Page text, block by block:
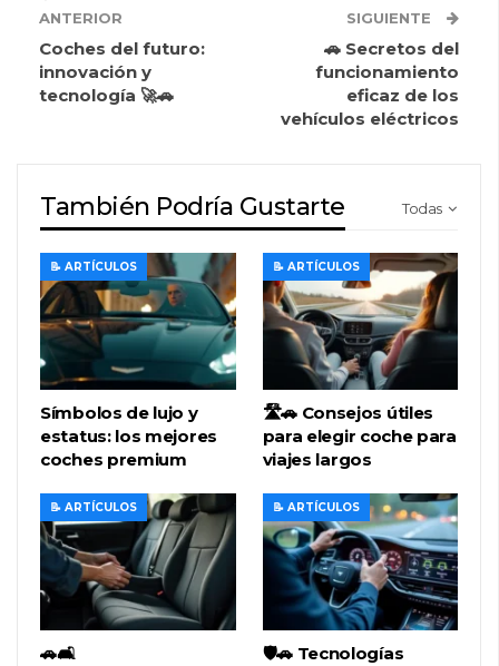
ANTERIOR
Coches del futuro:
innovación y
tecnología 🚀🚗
SIGUIENTE
🚗 Secretos del
funcionamiento
eficaz de los
vehículos eléctricos
Todas
También Podría Gustarte
📝 ARTÍCULOS
Símbolos de lujo y
estatus: los mejores
coches premium
📝 ARTÍCULOS
🛣️🚗 Consejos útiles
para elegir coche para
viajes largos
📝 ARTÍCULOS
🚗🛋️
📝 ARTÍCULOS
🛡️🚗 Tecnologías